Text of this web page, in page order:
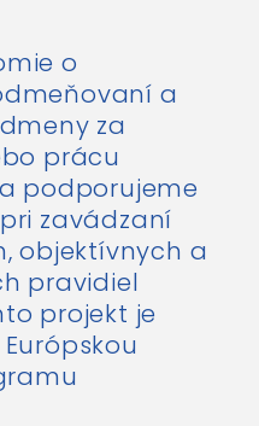
o
a
za
prácu
podporujeme
zavádzaní
objektívnych a
pravidiel
projekt je